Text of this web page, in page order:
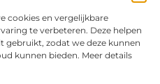
cookies en vergelijkbare
te verbeteren. Deze helpen
gebruikt, zodat we deze kunnen
kunnen bieden. Meer details